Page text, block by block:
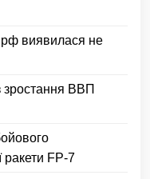
виявилася не
зростання ВВП
ракети FP-7